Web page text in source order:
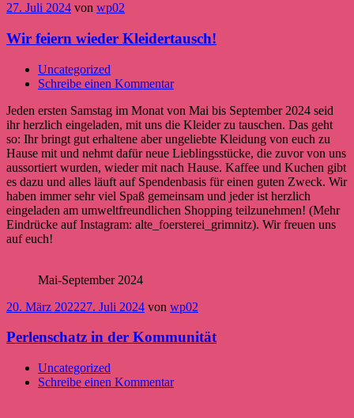
27. Juli 2024 von wp02
Wir feiern wieder Kleidertausch!
Uncategorized
Schreibe einen Kommentar
Jeden ersten Samstag im Monat von Mai bis September 2024 seid
ihr herzlich eingeladen, mit uns die Kleider zu tauschen. Das geht
so: Ihr bringt gut erhaltene aber ungeliebte Kleidung von euch zu
Hause mit und nehmt dafür neue Lieblingsstücke, die zuvor von uns
aussortiert wurden, wieder mit nach Hause. Kaffee und Kuchen gibt
es dazu und alles läuft auf Spendenbasis für einen guten Zweck. Wir
haben immer sehr viel Spaß gemeinsam und jeder ist herzlich
eingeladen am umweltfreundlichen Shopping teilzunehmen! (Mehr
Eindrücke auf Instagram: alte_foersterei_grimnitz). Wir freuen uns
auf euch!
Mai-September 2024
20. März 202227. Juli 2024 von wp02
Perlenschatz in der Kommunität
Uncategorized
Schreibe einen Kommentar